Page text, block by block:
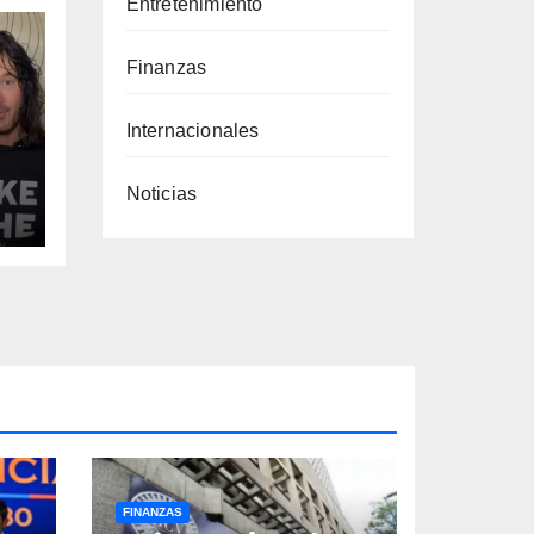
Entretenimiento
Finanzas
Internacionales
Noticias
FINANZAS